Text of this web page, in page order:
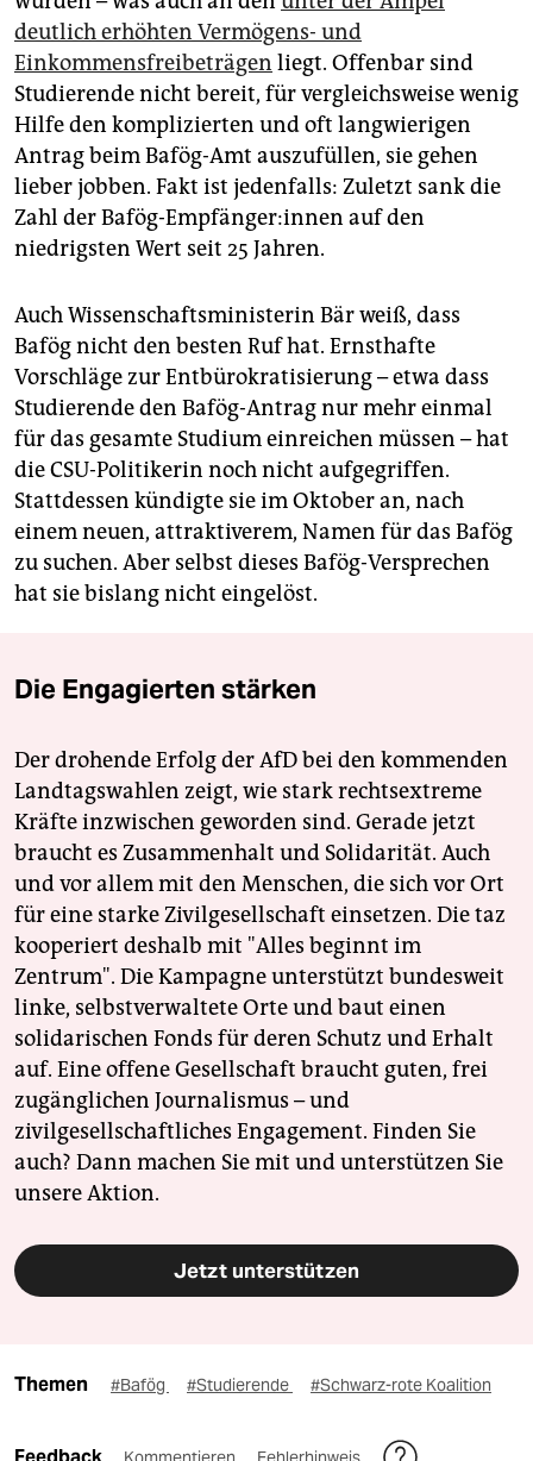
deutlich erhöhten Vermögens- und
Einkommensfreibeträgen liegt. Offenbar sind
Studierende nicht bereit, für vergleichsweise wenig
Hilfe den komplizierten und oft langwierigen
Antrag beim Bafög-Amt auszufüllen, sie gehen
lieber jobben. Fakt ist jedenfalls: Zuletzt sank die
Zahl der Bafög-Empfänger:innen auf den
niedrigsten Wert seit 25 Jahren.
Auch Wissenschaftsministerin Bär weiß, dass
Bafög nicht den besten Ruf hat. Ernsthafte
Vorschläge zur Entbürokratisierung – etwa dass
Studierende den Bafög-Antrag nur mehr einmal
für das gesamte Studium einreichen müssen – hat
die CSU-Politikerin noch nicht aufgegriffen.
Stattdessen kündigte sie im Oktober an, nach
einem neuen, attraktiverem, Namen für das Bafög
zu suchen. Aber selbst dieses Bafög-Versprechen
hat sie bislang nicht eingelöst.
Die Engagierten stärken
Der drohende Erfolg der AfD bei den kommenden
Landtagswahlen zeigt, wie stark rechtsextreme
Kräfte inzwischen geworden sind. Gerade jetzt
braucht es Zusammenhalt und Solidarität. Auch
und vor allem mit den Menschen, die sich vor Ort
für eine starke Zivilgesellschaft einsetzen. Die taz
kooperiert deshalb mit "Alles beginnt im
Zentrum". Die Kampagne unterstützt bundesweit
linke, selbstverwaltete Orte und baut einen
solidarischen Fonds für deren Schutz und Erhalt
auf. Eine offene Gesellschaft braucht guten, frei
zugänglichen Journalismus – und
zivilgesellschaftliches Engagement. Finden Sie
auch? Dann machen Sie mit und unterstützen Sie
unsere Aktion.
Jetzt unterstützen
Themen #Bafög #Studierende #Schwarz-rote Koalition